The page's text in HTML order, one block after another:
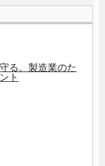
る。製造業のた
ト